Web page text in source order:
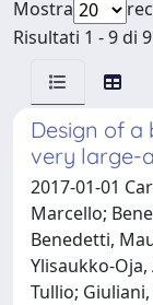
Mostra
Risultati 1 - 9 di
Design of
very large-
2017-01-01
Marcello;
Benedetti,
Ylisaukko-
Tullio;